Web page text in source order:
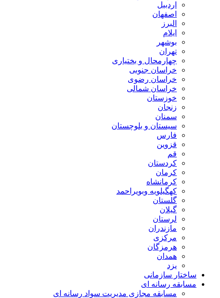
اردبیل
اصفهان
البرز
ایلام
بوشهر
تهران
چهارمحال و بختیاری
خراسان جنوبی
خراسان رضوی
خراسان شمالی
خوزستان
زنجان
سمنان
سیستان و بلوچستان
فارس
قزوین
قم
کردستان
کرمان
کرمانشاه
کهگیلویه وبویراحمد
گلستان
گیلان
لرستان
مازندران
مرکزی
هرمزگان
همدان
یزد
ساختار سازمانی
مسابقه رسانه ای
مسابقه مجازی مدیریت سواد رسانه ای